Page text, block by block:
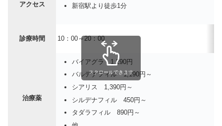
アクセス
新宿駅より徒歩1分
診療時間 10：00～20：00
治療薬
バイアグラ 1,290円
バルデナフィル 1,190円～
シアリス 1,390円～
シルデナフィル 450円～
タダラフィル 890円～
スクロールできます